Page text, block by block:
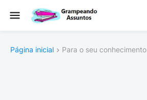
Página inicial Para o seu conhecimento